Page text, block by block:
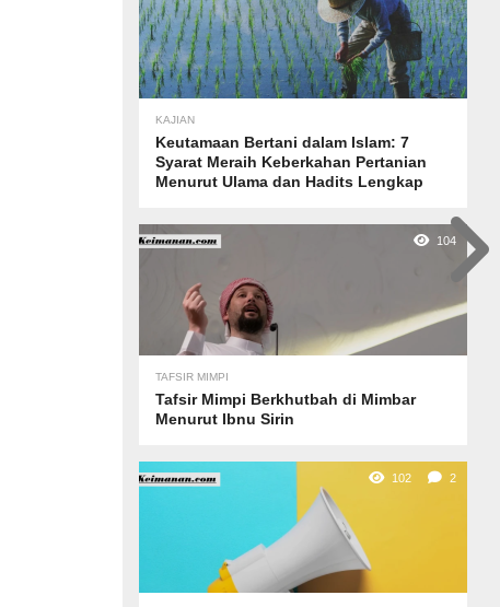
KAJIAN
Keutamaan Bertani dalam Islam: 7
Syarat Meraih Keberkahan Pertanian
Menurut Ulama dan Hadits Lengkap
104
TAFSIR MIMPI
Tafsir Mimpi Berkhutbah di Mimbar
Menurut Ibnu Sirin
102 2